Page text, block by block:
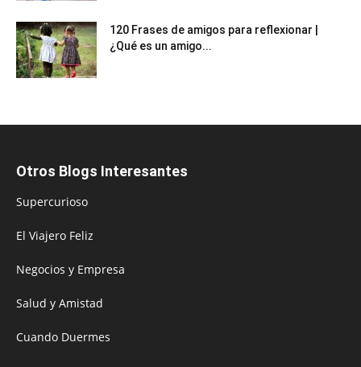
120 Frases de amigos para reflexionar |
¿Qué es un amigo...
Otros Blogs Interesantes
Supercurioso
El Viajero Feliz
Negocios y Empresa
Salud y Amistad
Cuando Duermes